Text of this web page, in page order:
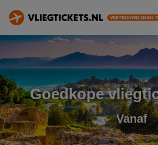
Goedkope
Vanaf